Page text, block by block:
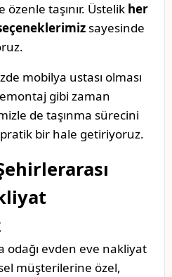
taşınır. Üstelik her
sayesinde
mobilya ustası olması
gibi zaman
de taşınma sürecini
bir hale getiriyoruz.
odağı evden eve nakliyat
müşterilerine özel,